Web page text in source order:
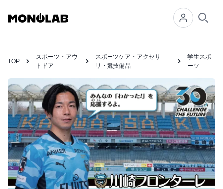
TOP
スポーツ・アウ
トドア
スポーツケア・アクセサ
リ・競技備品
学生スポ
ーツ